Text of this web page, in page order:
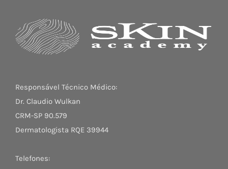
Responsável Técnico Médico:
Dr. Claudio Wulkan
CRM-SP 90.579
Dermatologista RQE 39944
Telefones: